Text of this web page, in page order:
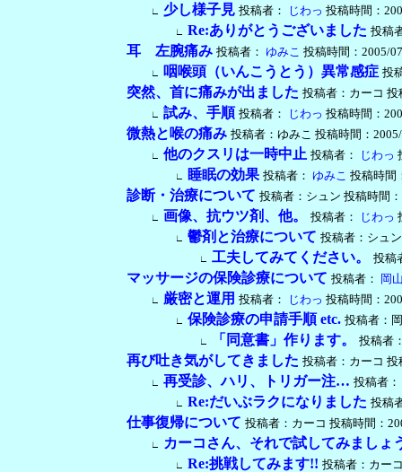
∟ 少し様子見 投稿者： じわっ 投稿時間：
∟ Re:ありがとうございました 投稿
耳 左腕痛み 投稿者： ゆみこ 投稿時間：2005/
∟ 咽喉頭（いんこうとう）異常感症 投
突然、首に痛みが出ました 投稿者：カーコ
∟ 試み、手順 投稿者： じわっ 投稿時間：
微熱と喉の痛み 投稿者：ゆみこ 投稿時間：
∟ 他のクスリは一時中止 投稿者： じわっ
∟ 睡眠の効果 投稿者： ゆみこ 投稿時間
診断・治療について 投稿者：シュン 投稿時間
∟ 画像、抗ウツ剤、他。 投稿者： じわっ
∟ 鬱剤と治療について 投稿者：シュ
∟ 工夫してみてください。 投稿
マッサージの保険診療について 投稿者： 岡
∟ 厳密と運用 投稿者： じわっ 投稿時間：
∟ 保険診療の申請手順 etc. 投稿者：
∟ 「同意書」作ります。 投稿者
再び吐き気がしてきました 投稿者：カーコ
∟ 再受診、ハリ、トリガー注… 投稿者：
∟ Re:だいぶラクになりました 投稿
仕事復帰について 投稿者：カーコ 投稿時間：
∟ カーコさん、それで試してみましょ
∟ Re:挑戦してみます!! 投稿者：カー